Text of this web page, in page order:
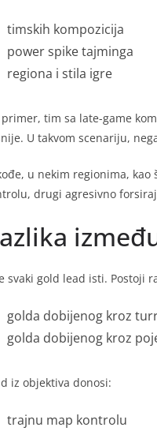
timskih kompozicija
power spike tajminga
regiona i stila igre
primer, tim sa late-game
U takvom scenariju,
u nekim regionima,
drugi agresivno
svaki gold lead isti. Postoji
golda dobijenog kroz
golda dobijenog kroz
iz objektiva donosi:
trajnu map kontrolu